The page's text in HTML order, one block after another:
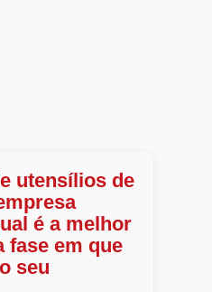
utensílios de
é a melhor
fase em que
seu